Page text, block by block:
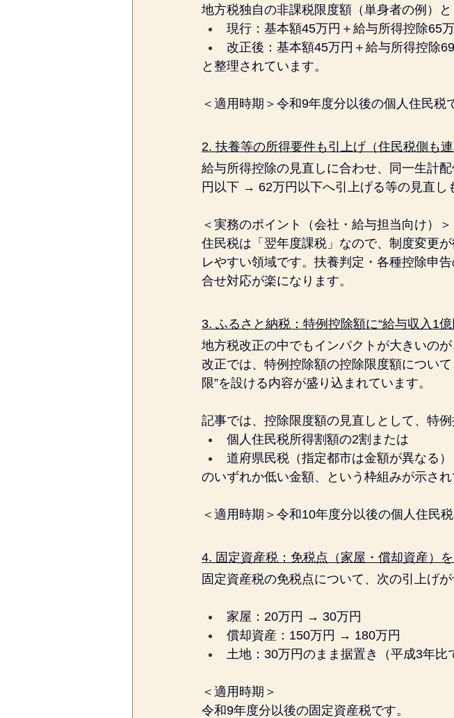
地方税独自の非課税限度額（単身者の例）と
現行：基本額45万円＋給与所得控除65
改正後：基本額45万円＋給与所得控除
と整理されています。
＜適用時期＞ 令和9年度分以後の個人住民税
2. 扶養等の所得要件も引上げ（住民税側も連
給与所得控除の見直しに合わせ、同一生計
円以下 → 62万円以下へ引上げる等の見直し
＜実務のポイント（会社・給与担当向け）＞
住民税は「翌年度課税」なので、制度変更
レやすい領域です。扶養判定・各種控除申
合せ対応が楽になります。
3. ふるさと納税：特例控除額に“給与収入1
地方税改正の中でもインパクトが大きいの
改正では、特例控除額の控除限度額につい
限”を設ける内容が盛り込まれています。
記事では、控除限度額の見直しとして、特
個人住民税所得割額の2割または
道府県民税（指定都市は金額が異なる
のいずれか低い金額、という枠組みが示され
＜適用時期＞令和10年度分以後の個人住民税
4. 固定資産税：免税点（家屋・償却資産）
固定資産税の免税点について、次の引上げが
家屋：20万円 → 30万円
償却資産：150万円 → 180万円
土地：30万円のまま据置き（平成3年比
＜適用時期＞
令和9年度分以後の固定資産税です。